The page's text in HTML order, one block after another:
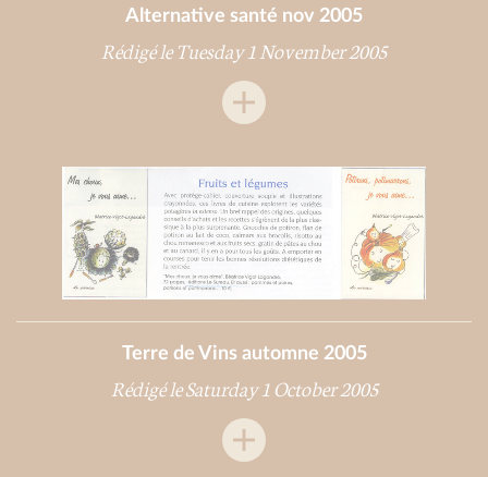
Alternative santé nov 2005
Rédigé le Tuesday 1 November 2005
Terre de Vins automne 2005
Rédigé le Saturday 1 October 2005